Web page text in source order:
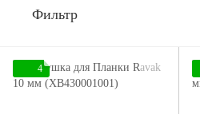
Фильтр
4